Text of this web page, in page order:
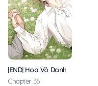
|END| Hoa Vô Danh
Chapter 36